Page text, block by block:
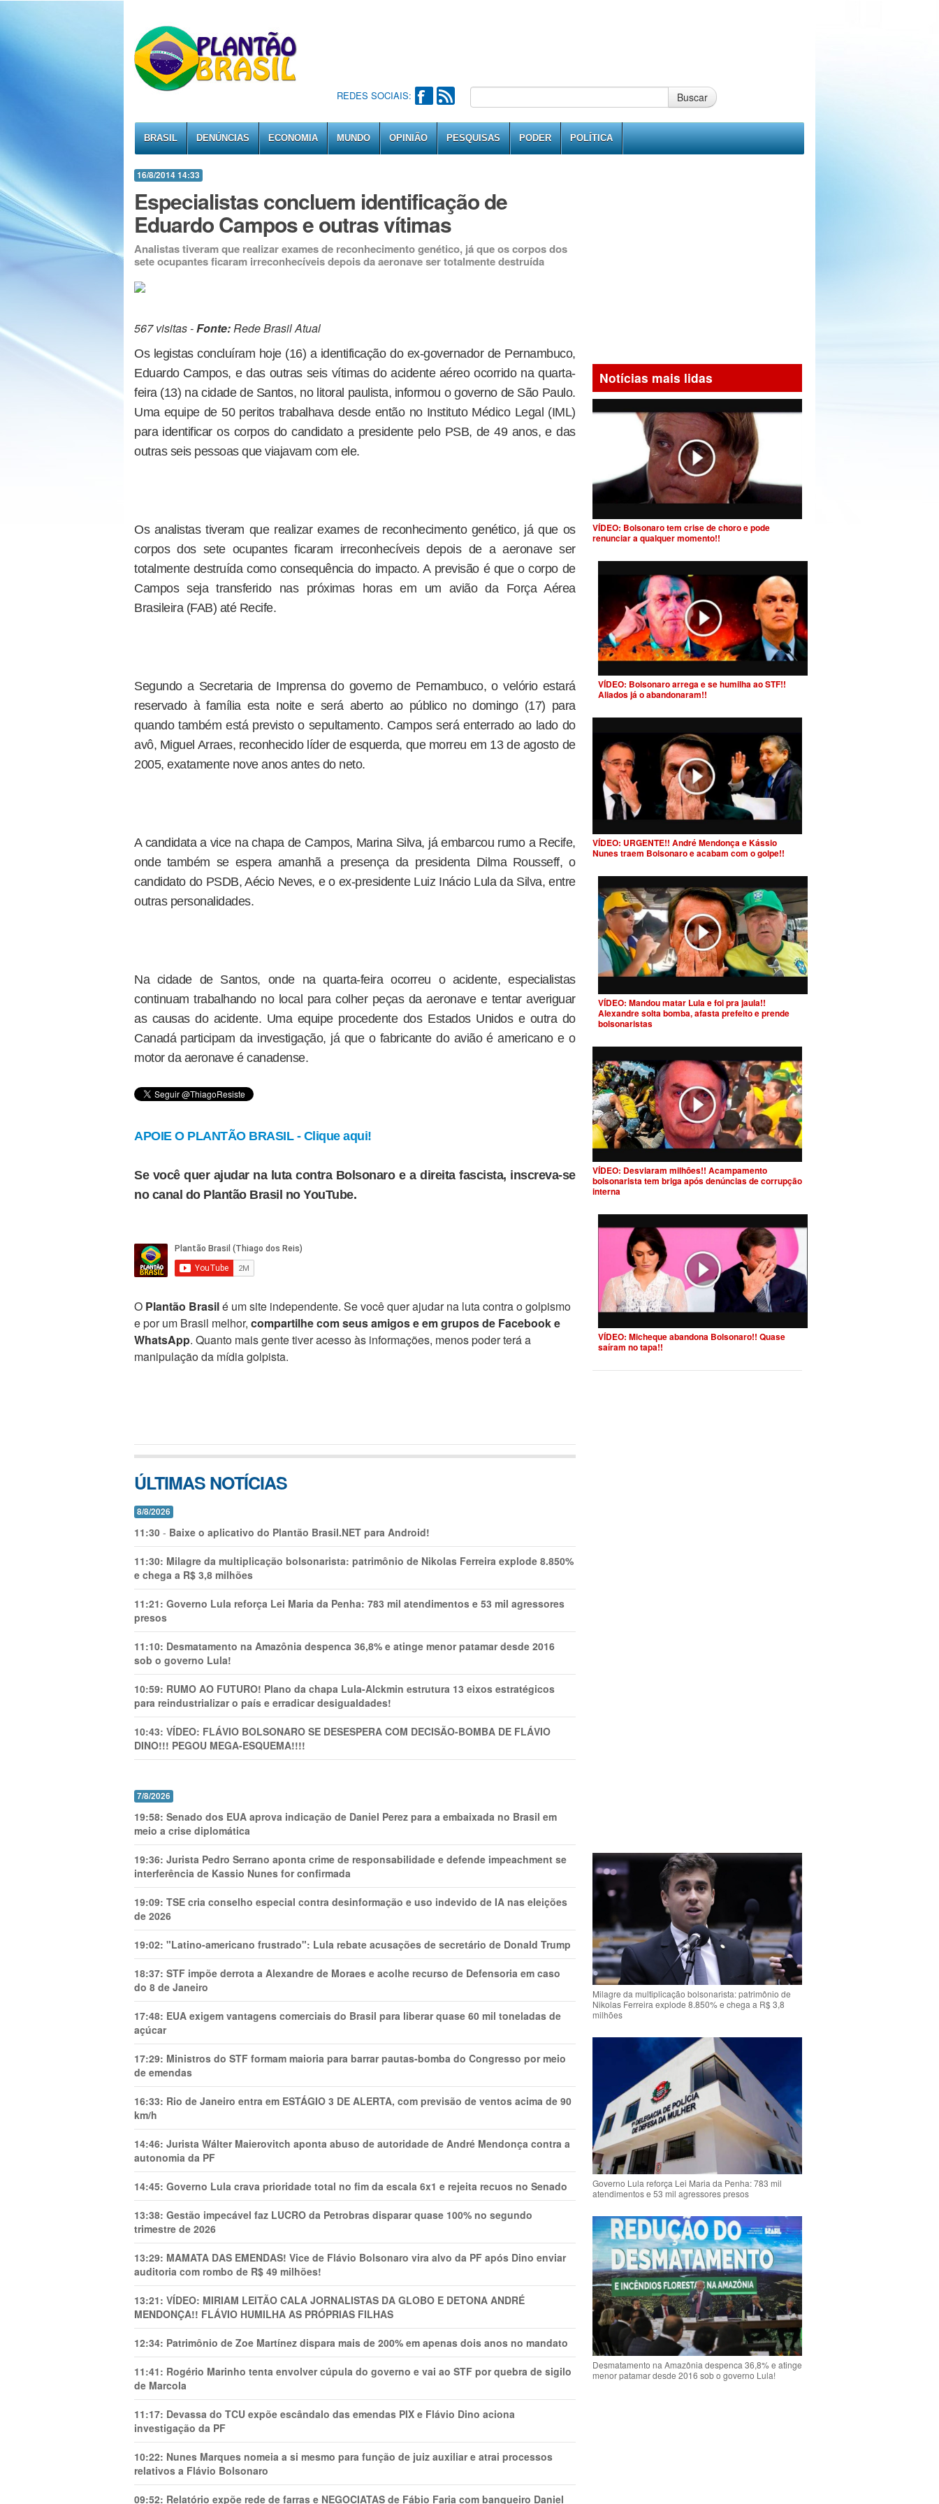
REDES SOCIAIS: Buscar
BRASIL DENÚNCIAS ECONOMIA MUNDO OPINIÃO PESQUISAS PODER POLÍTICA
16/8/2014 14:33
Especialistas concluem identificação de
Eduardo Campos e outras vítimas
Analistas tiveram que realizar exames de reconhecimento genético, já que os corpos dos
sete ocupantes ficaram irreconhecíveis depois da aeronave ser totalmente destruída
567 visitas -Fonte:Rede Brasil Atual
Os legistas concluíram hoje (16) a identificação do ex-governador de Pernambuco,
Eduardo Campos, e das outras seis vítimas do acidente aéreo ocorrido na quarta-
feira (13) na cidade de Santos, no litoral paulista, informou o governo de São Paulo.
Uma equipe de 50 peritos trabalhava desde então no Instituto Médico Legal (IML)
para identificar os corpos do candidato a presidente pelo PSB, de 49 anos, e das
outras seis pessoas que viajavam com ele.
Os analistas tiveram que realizar exames de reconhecimento genético, já que os
corpos dos sete ocupantes ficaram irreconhecíveis depois de a aeronave ser
totalmente destruída como consequência do impacto. A previsão é que o corpo de
Campos seja transferido nas próximas horas em um avião da Força Aérea
Brasileira (FAB) até Recife.
Segundo a Secretaria de Imprensa do governo de Pernambuco, o velório estará
reservado à família esta noite e será aberto ao público no domingo (17) para
quando também está previsto o sepultamento. Campos será enterrado ao lado do
avô, Miguel Arraes, reconhecido líder de esquerda, que morreu em 13 de agosto de
2005, exatamente nove anos antes do neto.
A candidata a vice na chapa de Campos, Marina Silva, já embarcou rumo a Recife,
onde também se espera amanhã a presença da presidenta Dilma Rousseff, o
candidato do PSDB, Aécio Neves, e o ex-presidente Luiz Inácio Lula da Silva, entre
outras personalidades.
Na cidade de Santos, onde na quarta-feira ocorreu o acidente, especialistas
continuam trabalhando no local para colher peças da aeronave e tentar averiguar
as causas do acidente. Uma equipe procedente dos Estados Unidos e outra do
Canadá participam da investigação, já que o fabricante do avião é americano e o
motor da aeronave é canadense.
APOIE O PLANTÃO BRASIL - Clique aqui!
Se você quer ajudar na luta contra Bolsonaro e a direita fascista, inscreva-se
no canal do Plantão Brasil no YouTube.
O Plantão Brasilé um site independente. Se você quer ajudar na luta contra o golpismo
e por um Brasil melhor, compartilhe com seus amigos e em grupos de Facebook e
WhatsApp. Quanto mais gente tiver acesso às informações, menos poder terá a
manipulação da mídia golpista.
ÚLTIMAS NOTÍCIAS
8/8/2026
11:30 - Baixe o aplicativo do Plantão Brasil.NET para Android!
11:30: Milagre da multiplicação bolsonarista: patrimônio de Nikolas Ferreira explode 8.850%
e chega a R$ 3,8 milhões
11:21: Governo Lula reforça Lei Maria da Penha: 783 mil atendimentos e 53 mil agressores
presos
11:10: Desmatamento na Amazônia despenca 36,8% e atinge menor patamar desde 2016
sob o governo Lula!
10:59: RUMO AO FUTURO! Plano da chapa Lula-Alckmin estrutura 13 eixos estratégicos
para reindustrializar o país e erradicar desigualdades!
10:43: VÍDEO: FLÁVIO BOLSONARO SE DESESPERA COM DECISÃO-BOMBA DE FLÁVIO
DINO!!! PEGOU MEGA-ESQUEMA!!!!
7/8/2026
19:58: Senado dos EUA aprova indicação de Daniel Perez para a embaixada no Brasil em
meio a crise diplomática
19:36: Jurista Pedro Serrano aponta crime de responsabilidade e defende impeachment se
interferência de Kassio Nunes for confirmada
19:09: TSE cria conselho especial contra desinformação e uso indevido de IA nas eleições
de 2026
19:02: "Latino-americano frustrado": Lula rebate acusações de secretário de Donald Trump
18:37: STF impõe derrota a Alexandre de Moraes e acolhe recurso de Defensoria em caso
do 8 de Janeiro
17:48: EUA exigem vantagens comerciais do Brasil para liberar quase 60 mil toneladas de
açúcar
17:29: Ministros do STF formam maioria para barrar pautas-bomba do Congresso por meio
de emendas
16:33: Rio de Janeiro entra em ESTÁGIO 3 DE ALERTA, com previsão de ventos acima de 90
km/h
14:46: Jurista Wálter Maierovitch aponta abuso de autoridade de André Mendonça contra a
autonomia da PF
14:45: Governo Lula crava prioridade total no fim da escala 6x1 e rejeita recuos no Senado
13:38: Gestão impecável faz LUCRO da Petrobras disparar quase 100% no segundo
trimestre de 2026
13:29: MAMATA DAS EMENDAS! Vice de Flávio Bolsonaro vira alvo da PF após Dino enviar
auditoria com rombo de R$ 49 milhões!
13:21: VÍDEO: MIRIAM LEITÃO CALA JORNALISTAS DA GLOBO E DETONA ANDRÉ
MENDONÇA!! FLÁVIO HUMILHA AS PRÓPRIAS FILHAS
12:34: Patrimônio de Zoe Martínez dispara mais de 200% em apenas dois anos no mandato
11:41: Rogério Marinho tenta envolver cúpula do governo e vai ao STF por quebra de sigilo
de Marcola
11:17: Devassa do TCU expõe escândalo das emendas PIX e Flávio Dino aciona
investigação da PF
10:22: Nunes Marques nomeia a si mesmo para função de juiz auxiliar e atrai processos
relativos a Flávio Bolsonaro
09:52: Relatório expõe rede de farras e NEGOCIATAS de Fábio Faria com banqueiro Daniel
Notícias mais lidas
VÍDEO: Bolsonaro tem crise de choro e pode
renunciar a qualquer momento!!
VÍDEO: Bolsonaro arrega e se humilha ao STF!!
Aliados já o abandonaram!!
VÍDEO: URGENTE!! André Mendonça e Kássio
Nunes traem Bolsonaro e acabam com o golpe!!
VÍDEO: Mandou matar Lula e foi pra jaula!!
Alexandre solta bomba, afasta prefeito e prende
bolsonaristas
VÍDEO: Desviaram milhões!! Acampamento
bolsonarista tem briga após denúncias de corrupção
interna
VÍDEO: Micheque abandona Bolsonaro!! Quase
saíram no tapa!!
Milagre da multiplicação bolsonarista: patrimônio de
Nikolas Ferreira explode 8.850% e chega a R$ 3,8
milhões
Governo Lula reforça Lei Maria da Penha: 783 mil
atendimentos e 53 mil agressores presos
Desmatamento na Amazônia despenca 36,8% e atinge
menor patamar desde 2016 sob o governo Lula!